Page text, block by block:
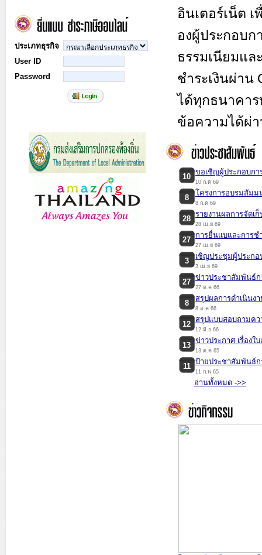
ประเภทธุรกิจ
User ID
Password
อินเตอร์เน็ต
องผู้ประกอบ
ธรรมเนียมแล
ชำระเงินผ่าน
ได้ทุกธนาคา
ข้อความได้ผ่
10
ขอเชิญผู้ประกอบกา
10 ก.ค 69
8
โครงการอบรมสัมม
8 ก.ค 69
28
รายงานผลการจัดเ
28 เม.ย 69
27
การยื่นแบและการช
27 เม.ย 69
3
เชิญประชุมผู้ประก
3 เม.ย 69
27
ข่าวประชาสัมพันธ์ก
27 ต.ค 66
8
สรุปผลการดำเนินง
8 ส.ค 66
12
สรุปแบบสอบถามค
12 มิ.ย 66
13
ข่าวประกาศ เรื่องใ
13 ต.ค 65
11
ป้ายประชาสัมพันธ์ก
11 ก.พ 65
อ่านทั้งหมด ->>